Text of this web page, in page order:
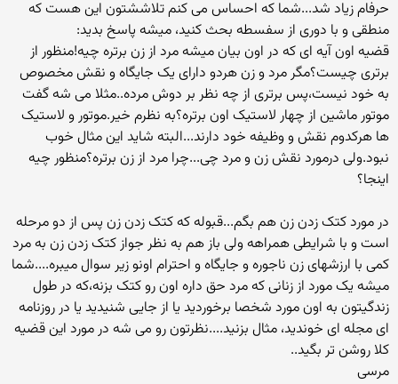
حرفام زیاد شد...شما که احساس می کنم تلاششتون این هست که
منطقی و با دوری از سفسطه بحث کنید، میشه پاسخ بدید:
قضیه اون آیه ای که در اون بیان میشه مرد از زن برتره چیه!منظور از
برتری چیست؟مگر مرد و زن هردو دارای یک جایگاه و نقش مخصوص
به خود نیست،پس برتری از چه نظر بر دوش مرده..مثلا می شه گفت
موتور ماشین از چهار لاستیک اون برتره؟به نظرم خیر.موتور و لاستیک
ها هرکدوم نقش و وظیفه خود دارند...البته شاید این مثال خوب
نبود.ولی درمورد نقش زن و مرد چی...چرا مرد از زن برتره؟منظور چیه
اینجا؟
در مورد کتک زدن زن هم بگم...قبوله که کتک زدن زن پس از دو مرحله
است و با شرایطی همراهه ولی باز هم به نظر جواز کتک زدن زن به مرد
کمی با ارزشهای زن ناجوره و جایگاه و احترام اونو زیر سوال میبره....شما
میشه یک مورد از زنانی که مرد حق داره اون رو کتک بزنه،که در طول
زندگیتون به اون مورد شخصا برخوردید یا از جایی شنیدید یا در روزنامه
ای مجله ای خوندید، مثال بزنید....نظرتون رو می شه در مورد این قضیه
کلا روشن تر بگید..
مرسی